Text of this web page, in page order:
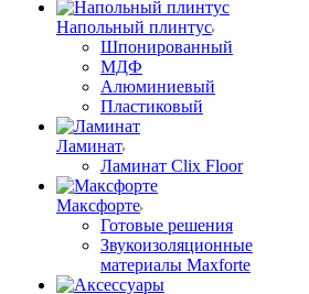
Напольный плинтус
Шпонированный
МДФ
Алюминиевый
Пластиковый
Ламинат
Ламинат Clix Floor
Максфорте
Готовые решения
Звукоизоляционные
материалы Maxforte